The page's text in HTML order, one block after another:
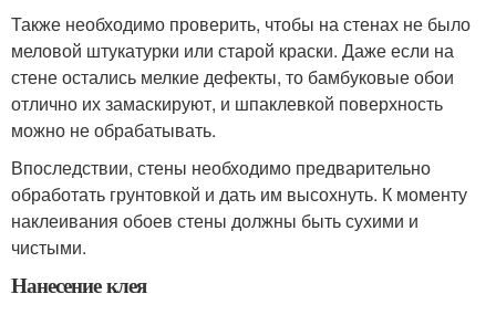
Также необходимо проверить, чтобы на стенах не было
меловой штукатурки или старой краски. Даже если на
стене остались мелкие дефекты, то бамбуковые обои
отлично их замаскируют, и шпаклевкой поверхность
можно не обрабатывать.
Впоследствии, стены необходимо предварительно
обработать грунтовкой и дать им высохнуть. К моменту
наклеивания обоев стены должны быть сухими и
чистыми.
Нанесение клея